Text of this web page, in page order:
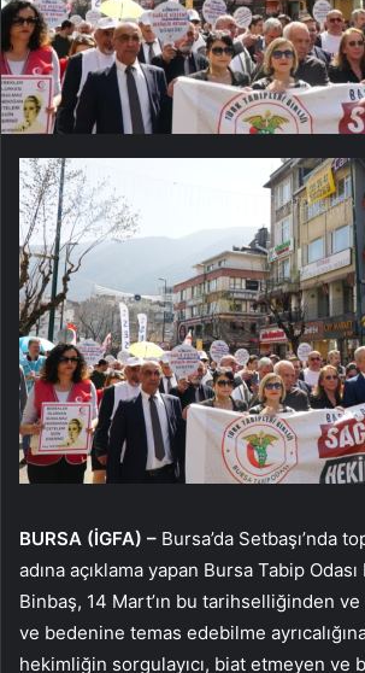
BURSA (İGFA) – Bursa’da Setbaşı’nda
adına açıklama yapan Bursa Tabip
Binbaş, 14 Mart’ın bu tarihselliğinden
ve bedenine temas edebilme
hekimliğin sorgulayıcı, biat etmeyen ve